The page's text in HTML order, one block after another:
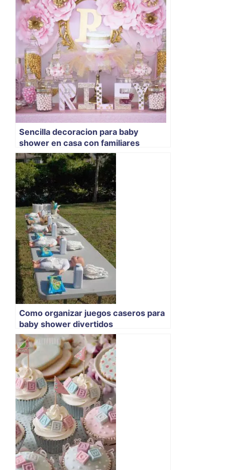
Sencilla decoracion para baby
shower en casa con familiares
Como organizar juegos caseros para
baby shower divertidos